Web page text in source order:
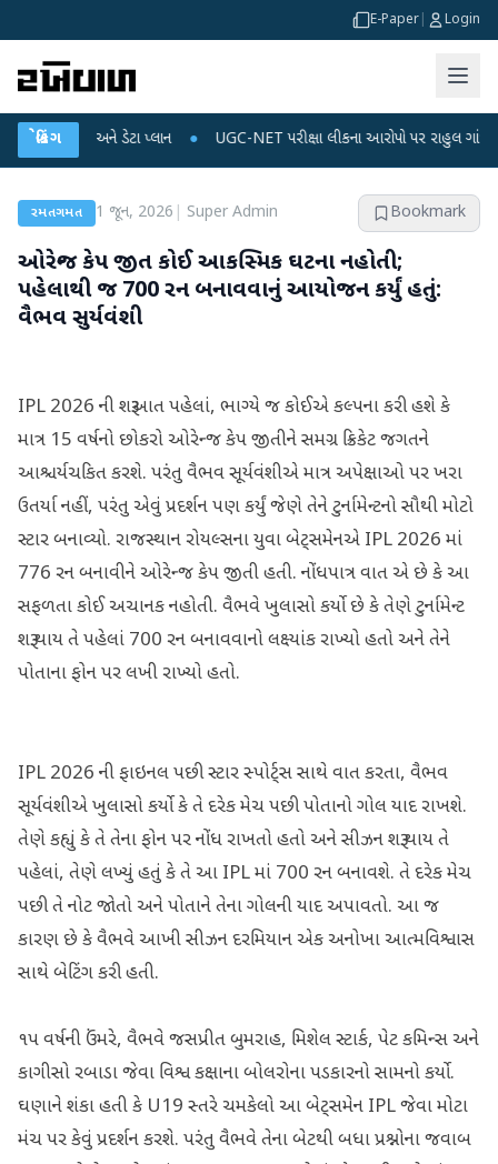
E-Paper Login
બ્રેકિંગ
અને ડેટા પ્લાન ● UGC-NET પરીક્ષા લીકના આરોપો પર રાહુલ ગાંધીએ કેન્દ્ર પર
રમતગમત 1 જૂન, 2026 Super Admin Bookmark
ઓરેન્જ કેપ જીત કોઈ આકસ્મિક ઘટના નહોતી;
પહેલાથી જ 700 રન બનાવવાનું આયોજન કર્યું હતું:
વૈભવ સુર્યવંશી
IPL 2026 ની શરૂઆત પહેલાં, ભાગ્યે જ કોઈએ કલ્પના કરી હશે કે
માત્ર 15 વર્ષનો છોકરો ઓરેન્જ કેપ જીતીને સમગ્ર ક્રિકેટ જગતને
આશ્ચર્યચકિત કરશે. પરંતુ વૈભવ સૂર્યવંશીએ માત્ર અપેક્ષાઓ પર ખરા
ઉતર્યા નહીં, પરંતુ એવું પ્રદર્શન પણ કર્યું જેણે તેને ટુર્નામેન્ટનો સૌથી મોટો
સ્ટાર બનાવ્યો. રાજસ્થાન રોયલ્સના યુવા બેટ્સમેનએ IPL 2026 માં
776 રન બનાવીને ઓરેન્જ કેપ જીતી હતી. નોંધપાત્ર વાત એ છે કે આ
સફળતા કોઈ અચાનક નહોતી. વૈભવે ખુલાસો કર્યો છે કે તેણે ટુર્નામેન્ટ
શરૂ થાય તે પહેલાં 700 રન બનાવવાનો લક્ષ્યાંક રાખ્યો હતો અને તેને
પોતાના ફોન પર લખી રાખ્યો હતો.
IPL 2026 ની ફાઇનલ પછી સ્ટાર સ્પોર્ટ્સ સાથે વાત કરતા, વૈભવ
સૂર્યવંશીએ ખુલાસો કર્યો કે તે દરેક મેચ પછી પોતાનો ગોલ યાદ રાખશે.
તેણે કહ્યું કે તે તેના ફોન પર નોંધ રાખતો હતો અને સીઝન શરૂ થાય તે
પહેલાં, તેણે લખ્યું હતું કે તે આ IPL માં 700 રન બનાવશે. તે દરેક મેચ
પછી તે નોટ જોતો અને પોતાને તેના ગોલની યાદ અપાવતો. આ જ
કારણ છે કે વૈભવે આખી સીઝન દરમિયાન એક અનોખા આત્મવિશ્વાસ
સાથે બેટિંગ કરી હતી.
૧૫ વર્ષની ઉંમરે, વૈભવે જસપ્રીત બુમરાહ, મિશેલ સ્ટાર્ક, પેટ કમિન્સ અને
કાગીસો રબાડા જેવા વિશ્વ કક્ષાના બોલરોના પડકારનો સામનો કર્યો.
ઘણાને શંકા હતી કે U19 સ્તરે ચમકેલો આ બેટ્સમેન IPL જેવા મોટા
મંચ પર કેવું પ્રદર્શન કરશે. પરંતુ વૈભવે તેના બેટથી બધા પ્રશ્નોના જવાબ